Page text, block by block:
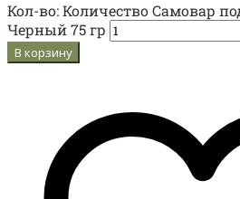
Кол-во:Количество Самовар
Черный 75 гр
В корзину